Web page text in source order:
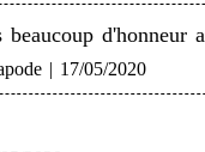
d'honneur
| 17/05/2020